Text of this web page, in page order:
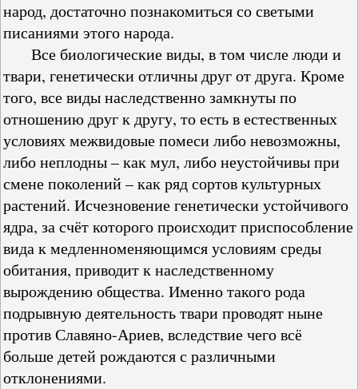
народ, достаточно познакомиться со светыми
писаниями этого народа.
Все биологические виды, в том числе люди и
твари, генетически отличны друг от друга. Кроме
того, все виды наследственно замкнуты по
отношению друг к другу, то есть в естественных
условиях межвидовые помеси либо невозможны,
либо неплодны – как мул, либо неустойчивы при
смене поколений – как ряд сортов культурных
растений. Исчезновение генетически устойчивого
ядра, за счёт которого происходит приспособление
вида к медленноменяющимся условиям среды
обитания, приводит к наследственному
вырождению общества. Именно такого рода
подрывную деятельность твари проводят ныне
против Славяно-Ариев, вследствие чего всё
больше детей рождаются с различными
отклонениями.